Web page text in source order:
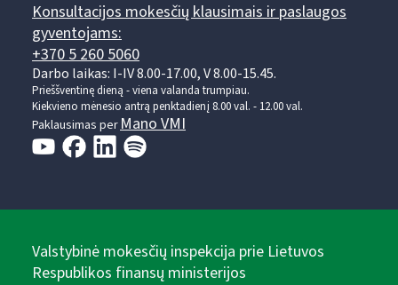
Konsultacijos mokesčių klausimais ir paslaugos
gyventojams:
+370 5 260 5060
Darbo laikas: I-IV 8.00-17.00, V 8.00-15.45.
Prieššventinę dieną - viena valanda trumpiau.
Kiekvieno mėnesio antrą penktadienį 8.00 val. - 12.00 val.
Paklausimas perMano VMI
Valstybinė mokesčių inspekcija prie Lietuvos
Respublikos finansų ministerijos